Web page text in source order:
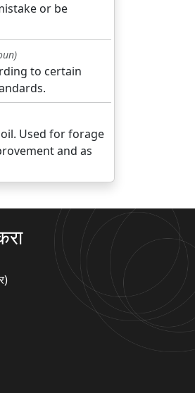
or be
to certain
Used for forage
and as